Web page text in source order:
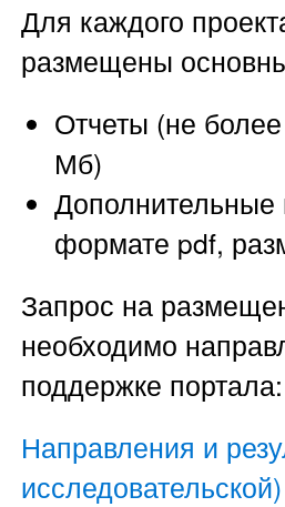
Для каждого
размещены
Отчеты (не
Мб)
формате pdf,
Запрос на
необходимо
поддержке
Направления и